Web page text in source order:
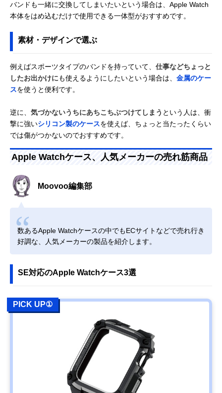
バンドも一緒に交換してしまいたいという場合は、Apple Watch
本体をはめ込むだけで使用できる一体型がおすすめです。
素材・デザインで選ぶ
例えばスポーツタイプのバンドを持っていて、 仕事などちょっと
したお出かけにも使えるようにしたいという場合は、 金属のケー
スを使うと便利です。
逆に、 気づかないうちにあちこちぶつけてしまう という人は、衝
撃に強いシリコン製のケースを使えば、ちょっと当たったくらい
では傷がつかないのでおすすめです。
Apple Watchケース、人気メーカーの売れ筋商品
Moovoo編集部
数あるApple Watchケースの中でもECサイトなどで売れ行き
好調な、人気メーカーの製品を紹介します。
SE対応のApple Watchケース3選
PICK UP①